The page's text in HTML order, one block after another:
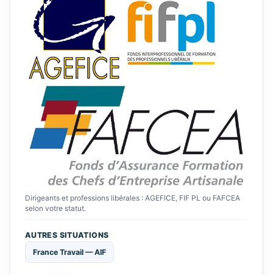
Dirigeants et professions libérales : AGEFICE, FIF PL ou FAFCEA
selon votre statut.
AUTRES SITUATIONS
France Travail — AIF